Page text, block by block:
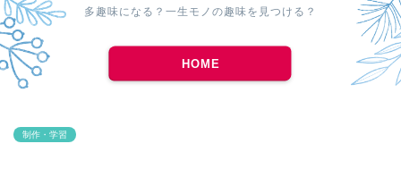
多趣味になる？一生モノの趣味を見つける？
HOME
制作・学習